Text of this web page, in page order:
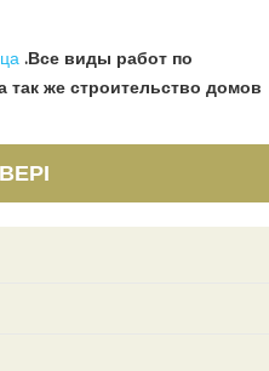
.Все виды работ по
так же строительство домов